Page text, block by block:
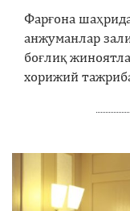
Фарғона
анжуманлар
боғлиқ
хорижий